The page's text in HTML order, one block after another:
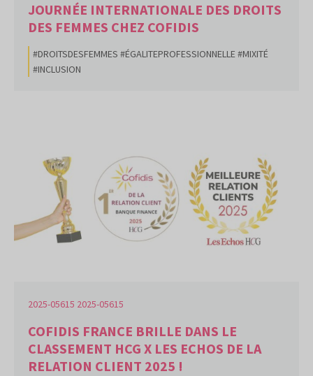
JOURNÉE INTERNATIONALE DES DROITS
DES FEMMES CHEZ COFIDIS
#DROITSDESFEMMES #ÉGALITEPROFESSIONNELLE #MIXITÉ
#INCLUSION
2025-05615 2025-05615
COFIDIS FRANCE BRILLE DANS LE
CLASSEMENT HCG X LES ECHOS DE LA
RELATION CLIENT 2025 !